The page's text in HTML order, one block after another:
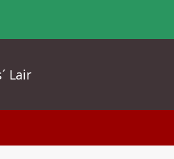
Lair